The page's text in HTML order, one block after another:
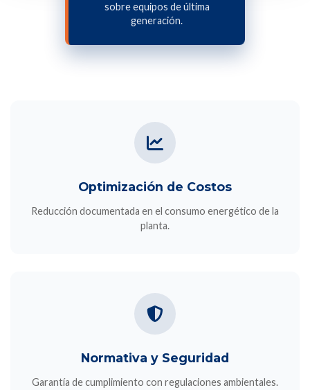
sobre equipos de última
generación.
Optimización de Costos
Reducción documentada en el consumo energético de la
planta.
Normativa y Seguridad
Garantía de cumplimiento con regulaciones ambientales.